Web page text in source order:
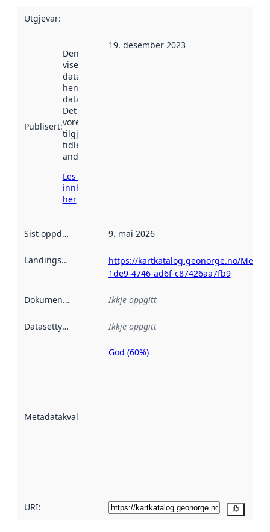
Utgjevar:
Publisert:
Denne datoen
viser når
datasettet vart
henta inn av
data.norge.no.
Det kan ha
vore
tilgjengeleg
tidlegare
andre stader.
Les meir om
innhenting
her
19. desember 2023
Sist oppdatert 9. mai 2026
Landingsside
https://kartkatalog.geonorge.no/
1de9-4746-ad6f-c87426aa7fb9
Dokumentasjon Ikkje oppgitt
Datasettype Ikkje oppgitt
Metadatakvalitet
Metadatakvalitet
God (60%)
URI: